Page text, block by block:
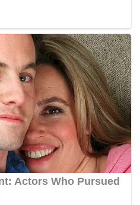
6 tahun dan maksimal 20
hidup, serta denda
miliar.(*)